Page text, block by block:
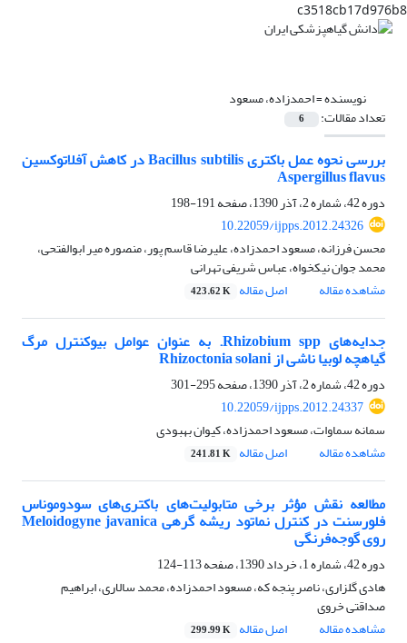
c3518cb17d976b8
نویسنده =احمدزاده، مسعود
تعداد مقالات: 6
بررسی نحوه عمل باکتری Bacillus subtilis در کاهش آفلاتوکسین
Aspergillus flavus
دوره 42، شماره 2، آذر 1390، صفحه
191-198
10.22059/ijpps.2012.24326
محسن فرزانه، مسعود احمدزاده، علیرضا قاسم پور، منصوره میر ابوالفتحی،
محمد جوان نیکخواه، عباس شریفی تهرانی
مشاهده مقاله
اصل مقاله 423.62 K
جدایه‌های Rhizobium spp. به عنوان عوامل بیوکنترل مرگ
گیاهچه لوبیا ناشی از Rhizoctonia solani
دوره 42، شماره 2، آذر 1390، صفحه
295-301
10.22059/ijpps.2012.24337
سمانه سماوات، مسعود احمدزاده، کیوان بهبودی
مشاهده مقاله
اصل مقاله 241.81 K
مطالعه نقش مؤثر برخی متابولیت‌های باکتری‌های سودوموناس
فلورسنت در کنترل نماتود ریشه گرهی Meloidogyne javanica
روی گوجه‌فرنگی
دوره 42، شماره 1، خرداد 1390، صفحه
113-124
هادی گلزاری، ناصر پنجه که، مسعود احمدزاده، محمد سالاری، ابراهیم
صداقتی خروی
مشاهده مقاله
اصل مقاله 299.99 K